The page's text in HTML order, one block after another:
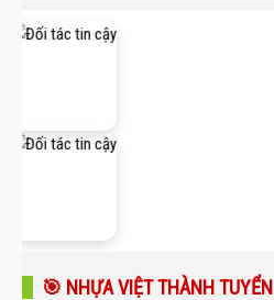
🎯 NHỰA VIỆT THÀNH